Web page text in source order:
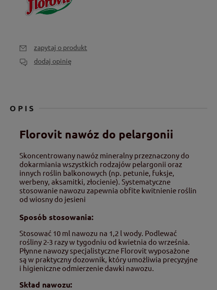
zapytaj o produkt
dodaj opinię
OPIS
Florovit nawóz do pelargonii
Skoncentrowany nawóz mineralny przeznaczony do
dokarmiania wszystkich rodzajów pelargonii oraz
innych roślin balkonowych (np. petunie, fuksje,
werbeny, aksamitki, złocienie). Systematyczne
stosowanie nawozu zapewnia obfite kwitnienie roślin
od wiosny do jesieni
Sposób stosowania:
Stosować 10 ml nawozu na 1,2 l wody. Podlewać
rośliny 2-3 razy w tygodniu od kwietnia do września.
Płynne nawozy specjalistyczne Florovit wyposażone
są w praktyczny dozownik, który umożliwia precyzyjne
i higieniczne odmierzenie dawki nawozu.
Skład nawozu: